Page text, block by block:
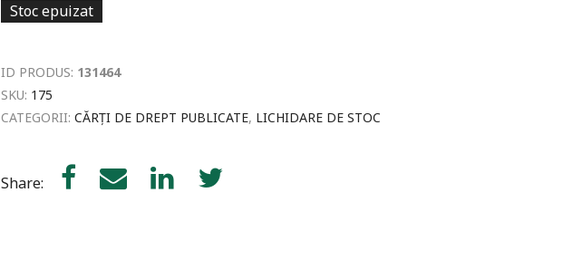
Stoc epuizat
ID PRODUS: 131464
SKU: 175
CATEGORII: CĂRȚI DE DREPT PUBLICATE, LICHIDARE DE STOC
Share: